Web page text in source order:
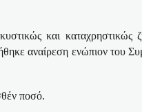
και καταχρηστικώς
αναίρεση ενώπιον του
ποσό.